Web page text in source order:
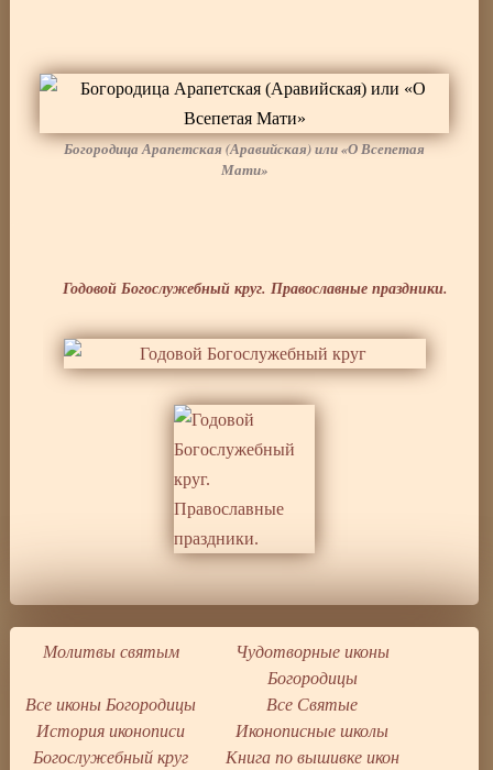
Богородица Арапетская (Аравийская) или «О Всепетая
Мати»
Годовой Богослужебный круг. Православные праздники.
Молитвы святым
Чудотворные иконы
Богородицы
Все иконы Богородицы
Все Святые
История иконописи
Иконописные школы
Богослужебный круг
Книга по вышивке икон